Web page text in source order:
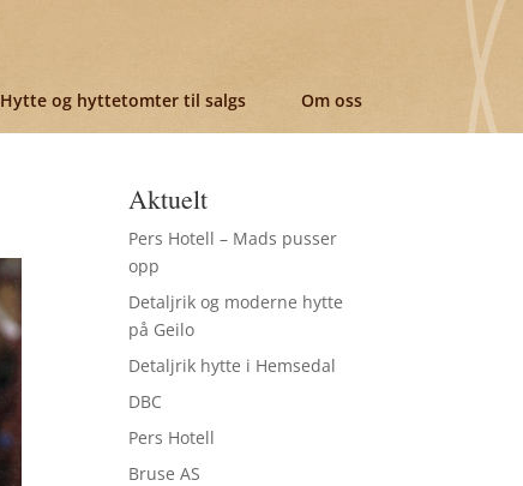
Hytte og hyttetomter til salgs Om oss
Aktuelt
Pers Hotell – Mads pusser
opp
Detaljrik og moderne hytte
på Geilo
Detaljrik hytte i Hemsedal
DBC
Pers Hotell
Bruse AS